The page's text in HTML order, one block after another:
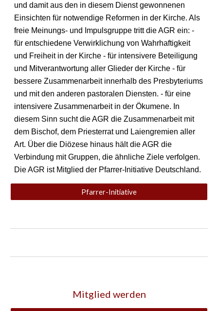
und damit aus den in diesem Dienst gewonnenen
Einsichten für notwendige Reformen in der Kirche. Als
freie Meinungs- und Impulsgruppe tritt die AGR ein: -
für entschiedene Verwirklichung von Wahrhaftigkeit
und Freiheit in der Kirche - für intensivere Beteiligung
und Mitverantwortung aller Glieder der Kirche - für
bessere Zusammenarbeit innerhalb des Presbyteriums
und mit den anderen pastoralen Diensten. - für eine
intensivere Zusammenarbeit in der Ökumene. In
diesem Sinn sucht die AGR die Zusammenarbeit mit
dem Bischof, dem Priesterrat und Laiengremien aller
Art. Über die Diözese hinaus hält die AGR die
Verbindung mit Gruppen, die ähnliche Ziele verfolgen.
Die AGR ist Mitglied der Pfarrer-Initiative Deutschland.
Pfarrer-Initiative
Mitglied werden